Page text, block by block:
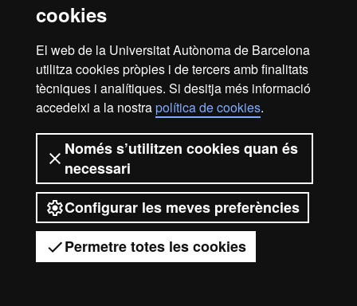
cookies
El web de la Universitat Autònoma de Barcelona
utilitza cookies pròpies i de tercers amb finalitats
tècniques i analítiques. Si desitja més informació
accedeixi a la nostrapolítica de cookies.
Només s’utilitzen cookies quan és
necessari
Configurar les meves preferències
Permetre totes les cookies
Tens dubtes?
Avís legal
2026 Universitat Autònoma de
Barcelona